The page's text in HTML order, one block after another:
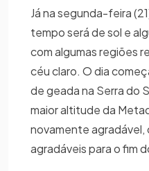
Já na segunda-feira
tempo será de sol e
com algumas regiões
céu claro. O dia
de geada na Serra do
maior altitude da
novamente
agradáveis para o fim